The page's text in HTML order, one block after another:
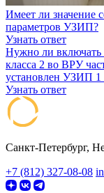
Имеет ли значение
параметров УЗИП?
Узнать ответ
Нужно ли включать
класса 2 во ВРУ
установлен УЗИП 1
Узнать ответ
Санкт-Петербург,
+7 (812) 327-08-08